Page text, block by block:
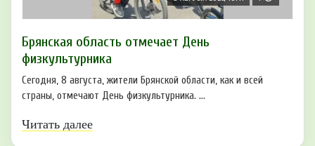
Брянская область отмечает День
физкультурника
Сегодня, 8 августа, жители Брянской области, как и всей
страны, отмечают День физкультурника. ...
Читать далее